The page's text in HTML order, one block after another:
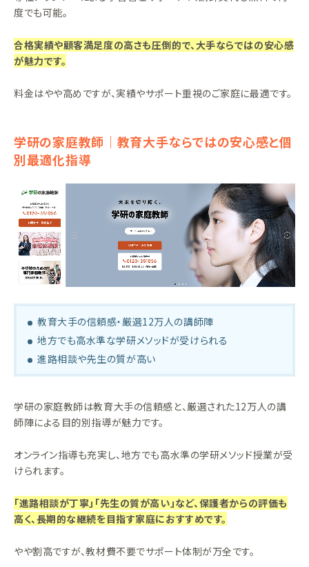
度でも可能。
合格実績や顧客満足度の高さも圧倒的で、大手ならではの安心感
が魅力です。
料金はやや高めですが、実績やサポート重視のご家庭に最適です。
学研の家庭教師｜教育大手ならではの安心感と個
別最適化指導
教育大手の信頼感・厳選12万人の講師陣
地方でも高水準な学研メソッドが受けられる
進路相談や先生の質が高い
学研の家庭教師は教育大手の信頼感と、厳選された12万人の講
師陣による目的別指導が魅力です。
オンライン指導も充実し、地方でも高水準の学研メソッド授業が受
けられます。
「進路相談が丁寧」「先生の質が高い」など、保護者からの評価も
高く、長期的な継続を目指す家庭におすすめです。
やや割高ですが、教材費不要でサポート体制が万全です。